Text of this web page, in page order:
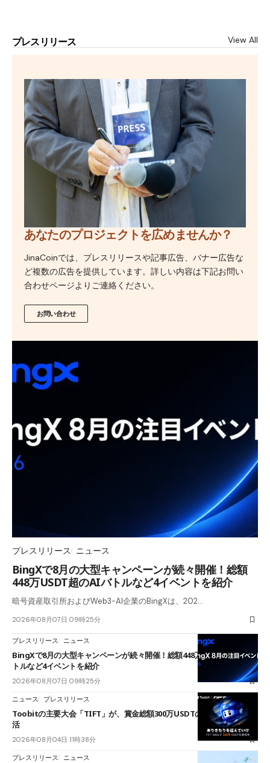
プレスリリース View All
あなたのプロジェクトを広めませんか？
JinaCoinでは、プレスリリースや記事広告、バナー広告な
ど複数の広告を提供しています。詳しい内容は下記お問い
合わせページよりご連絡ください。
お問い合わせ
プレスリリース ニュース
BingXで8月の大型キャンペーンが続々開催！総額
448万USDT超のAIバトルなど4イベントを紹介
暗号資産取引所およびWeb3-AI企業のBingXは、202…
2026年08月07日 09時25分
プレスリリース ニュース
BingXで8月の大型キャンペーンが続々開催！総額448万USDT超のAIバ
トルなど4イベントを紹介
2026年08月07日 09時25分
ニュース プレスリリース
Toobitの主要大会「TIFT」が、賞金総額300万USDTのレースとして復
活
2026年08月04日 11時38分
プレスリリース ニュース